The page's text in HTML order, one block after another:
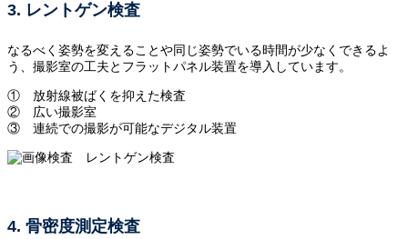
3. レントゲン検査
なるべく姿勢を変えることや同じ姿勢でいる時間が少なくできるよ
う、撮影室の工夫とフラットパネル装置を導入しています。
① 放射線被ばくを抑えた検査
② 広い撮影室
③ 連続での撮影が可能なデジタル装置
4. 骨密度測定検査